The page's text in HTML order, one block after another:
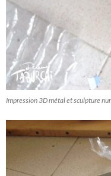
Impression 3D métal et sculpture